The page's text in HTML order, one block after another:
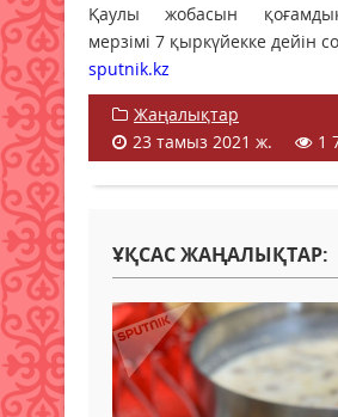
Қаулы жобасын
мерзімі 7 қыркүйекке дейін
sputnik.kz
Жаңалықтар
23 тамыз 2021 ж.
1
ҰҚСАС ЖАҢАЛЫҚТАР: